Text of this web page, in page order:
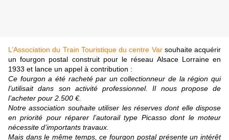
L’Association du Train Touristique du centre Varsouhaite acquérir
un fourgon postal construit pour le réseau Alsace Lorraine en
1933 et lance un appel à contribution :
Ce fourgon a été racheté par un collectionneur de la région qui
l’utilisait dans son activité professionnel. Il nous propose de
l’acheter pour 2.500 €.
Notre association souhaite utiliser les réserves dont elle dispose
en priorité pour réparer l’autorail type Picasso dont le moteur
nécessite d’importants travaux.
Mais dans le même temps, ce fourgon postal présente un intérêt